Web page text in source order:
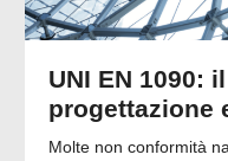
UNI EN 1090:
progettazione
Molte non conformità